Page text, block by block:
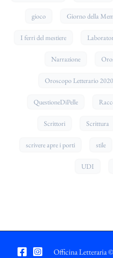
gioco Giorno della
I ferri del mestiere
Narrazione
Oroscopo Letterario 2020
QuestioneDiPelle
Scrittori Scrittura
scrivere apre i porti stile
UDI
Officina Letteraria